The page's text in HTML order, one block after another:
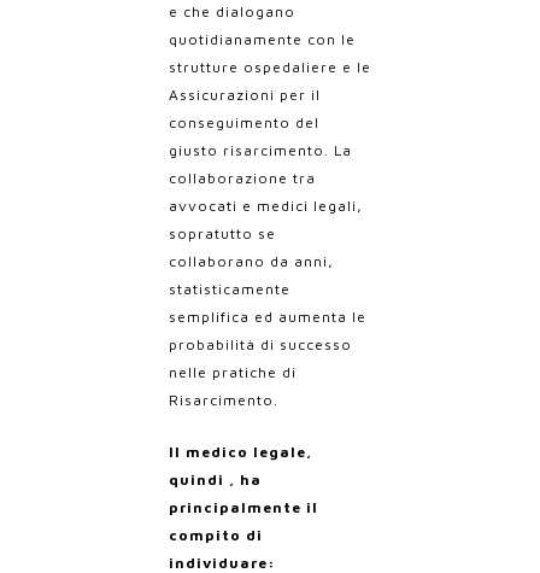
e che dialogano
quotidianamente con le
strutture ospedaliere e le
Assicurazioni per il
conseguimento del
giusto risarcimento.
La
collaborazione tra
avvocati e medici legali,
sopratutto se
collaborano da anni,
statisticamente
semplifica ed aumenta le
probabilità di successo
nelle pratiche di
Risarcimento.
Il medico legale,
quindi , ha
principalmente il
compito di
individuare: